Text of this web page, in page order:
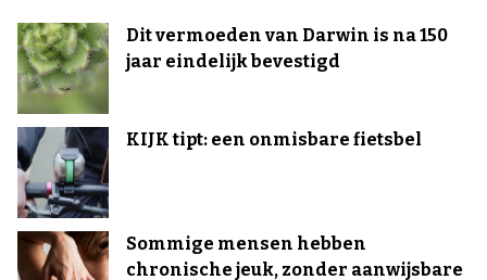
Dit vermoeden van Darwin is na 150
jaar eindelijk bevestigd
KIJK tipt: een onmisbare fietsbel
Sommige mensen hebben
chronische jeuk, zonder aanwijsbare